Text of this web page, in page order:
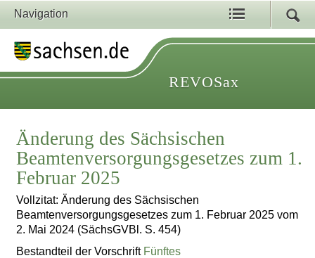
Navigation
REVOSax
Änderung des Sächsischen
Beamtenversorgungsgesetzes zum 1.
Februar 2025
Vollzitat: Änderung des Sächsischen
Beamtenversorgungsgesetzes zum 1. Februar 2025 vom
2. Mai 2024 (SächsGVBl. S. 454)
Bestandteil der Vorschrift Fünftes